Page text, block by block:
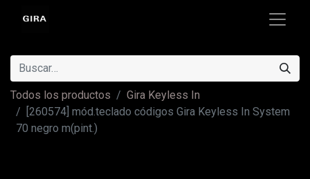
Todos los productos
Gira Keyless In
[260574] mód.teclado códigos Gira Keyless In System
70 negro m(pint.)